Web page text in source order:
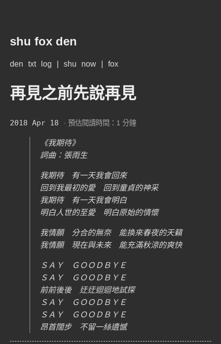
shu fox den
den txt log shu now fox
再見之前先說再見
2018 Apr 18 · 預估閱讀時間：1 分鐘
《我期待》
詞曲：張雨生
我期待 有一天我會回來
回到我最初的愛 回到童貞的神采
我期待 有一天我會明白
明白人世的至愛 明白原始的情懷
我情願 分合的無奈 能換來春夜的天籟
我情願 現在與未來 能充滿秋涼的爽快
ＳＡＹ ＧＯＯＤＢＹＥ
ＳＡＹ ＧＯＯＤＢＹＥ
前前後後 迂迂迴迴地試探
ＳＡＹ ＧＯＯＤＢＹＥ
ＳＡＹ ＧＯＯＤＢＹＥ
昂首闊步 不留一絲遺憾